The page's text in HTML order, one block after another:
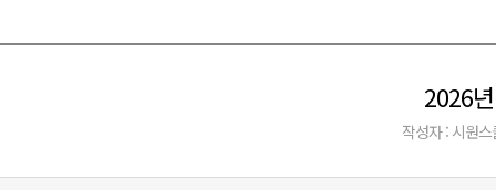
2026
작성자 : 시원스